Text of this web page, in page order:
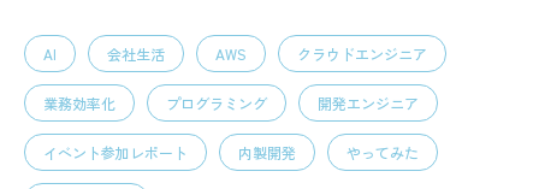
AI 会社生活 AWS クラウドエンジニア
業務効率化 プログラミング 開発エンジニア
イベント参加レポート 内製開発 やってみた